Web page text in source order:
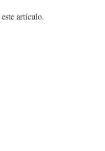
artículo.